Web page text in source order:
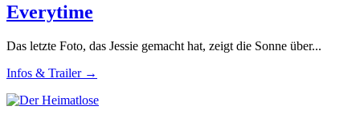
Everytime
Das letzte Foto, das Jessie gemacht hat, zeigt die Sonne über...
Infos & Trailer →